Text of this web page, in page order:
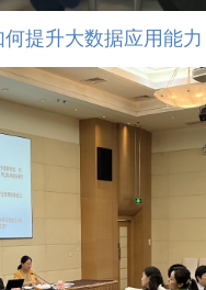
提升大数据应用能力